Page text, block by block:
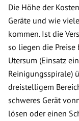
Die Höhe der
Geräte und wie
kommen. Ist die
so liegen die
Utersum (Einsatz
Reinigungsspirale)
dreistelligem
schweres Gerät
lösen oder einen